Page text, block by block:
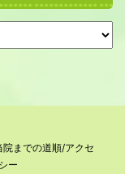
院までの道順/アクセ
ー